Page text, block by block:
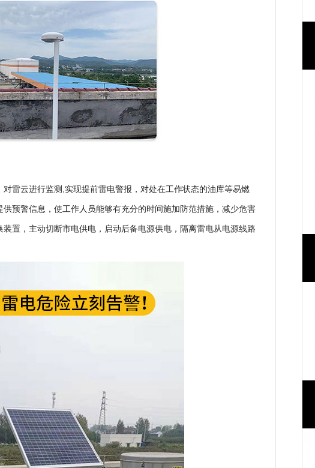
对雷云进行监测,实现提前雷电警报，对处在工作状态的油库等易燃
预警信息，使工作人员能够有充分的时间施加防范措施，减少危害
置，主动切断市电供电，启动后备电源供电，隔离雷电从电源线路